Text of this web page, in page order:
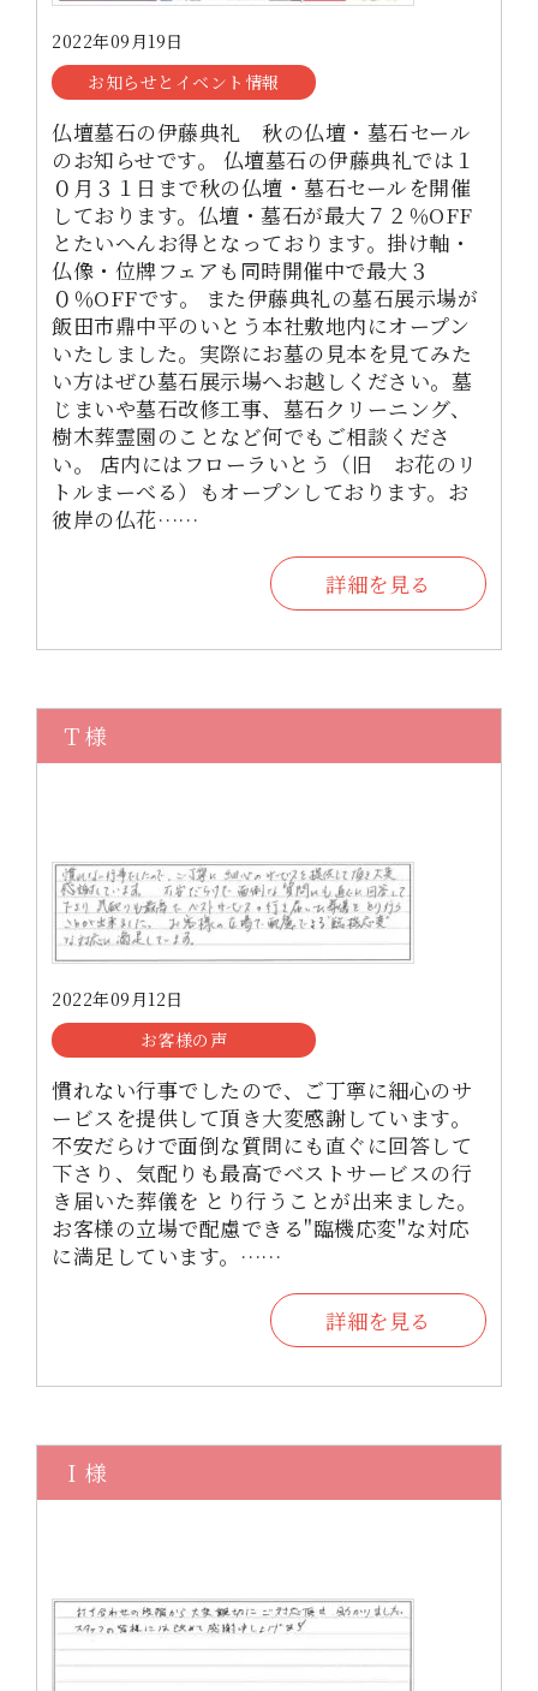
2022年09月19日
お知らせとイベント情報
仏壇墓石の伊藤典礼 秋の仏壇・墓石セール
のお知らせです。 仏壇墓石の伊藤典礼では１
０月３１日まで秋の仏壇・墓石セールを開催
しております。仏壇・墓石が最大７２％OFF
とたいへんお得となっております。掛け軸・
仏像・位牌フェアも同時開催中で最大３
０％OFFです。 また伊藤典礼の墓石展示場が
飯田市鼎中平のいとう本社敷地内にオープン
いたしました。実際にお墓の見本を見てみた
い方はぜひ墓石展示場へお越しください。墓
じまいや墓石改修工事、墓石クリーニング、
樹木葬霊園のことなど何でもご相談くださ
い。 店内にはフローラいとう（旧 お花のリ
トルまーべる）もオープンしております。お
彼岸の仏花……
詳細を見る
Ｔ様
2022年09月12日
お客様の声
慣れない行事でしたので、ご丁寧に細心のサ
ービスを提供して頂き大変感謝しています。
不安だらけで面倒な質問にも直ぐに回答して
下さり、気配りも最高でベストサービスの行
き届いた葬儀を とり行うことが出来ました。
お客様の立場で配慮できる"臨機応変"な対応
に満足しています。……
詳細を見る
Ｉ様